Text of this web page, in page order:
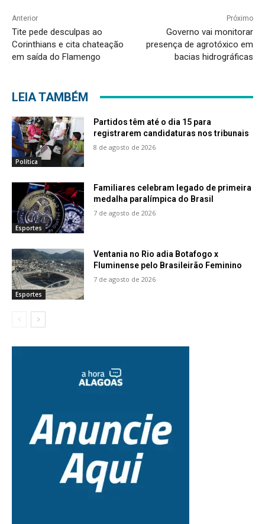
Anterior
Tite pede desculpas ao
Corinthians e cita chateação
em saída do Flamengo
Próximo
Governo vai monitorar
presença de agrotóxico em
bacias hidrográficas
LEIA TAMBÉM
Política
Partidos têm até o dia 15 para
registrarem candidaturas nos tribunais
8 de agosto de 2026
Esportes
Familiares celebram legado de primeira
medalha paralímpica do Brasil
7 de agosto de 2026
Esportes
Ventania no Rio adia Botafogo x
Fluminense pelo Brasileirão Feminino
7 de agosto de 2026